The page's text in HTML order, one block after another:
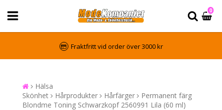
0
Fraktfritt vid order över 3000 kr
Hälsa
Skönhet
Hårprodukter Hårfärger
Permanent färg
Blondme Toning Schwarzkopf 2560991 Lila (60 ml)